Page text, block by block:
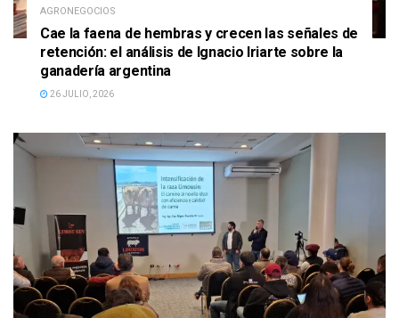
AGRONEGOCIOS
Cae la faena de hembras y crecen las señales de
retención: el análisis de Ignacio Iriarte sobre la
ganadería argentina
26 JULIO, 2026